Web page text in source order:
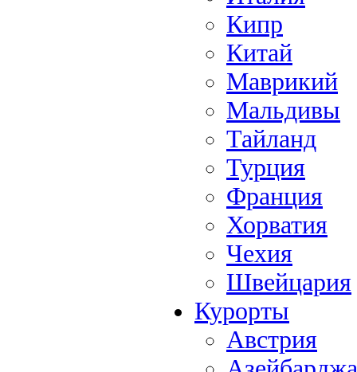
Кипр
Китай
Маврикий
Мальдивы
Тайланд
Турция
Франция
Хорватия
Чехия
Швейцария
Курорты
Австрия